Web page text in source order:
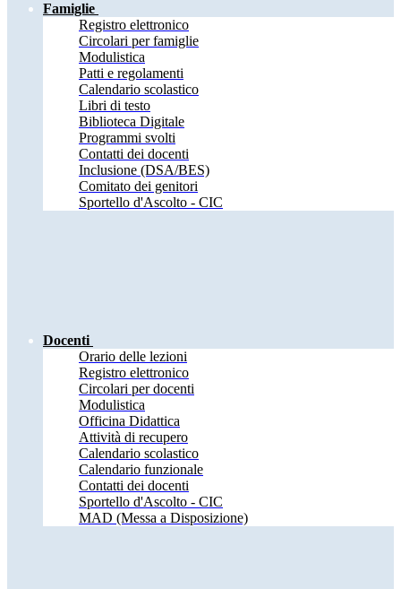
Famiglie
Registro elettronico
Circolari per famiglie
Modulistica
Patti e regolamenti
Calendario scolastico
Libri di testo
Biblioteca Digitale
Programmi svolti
Contatti dei docenti
Inclusione (DSA/BES)
Comitato dei genitori
Sportello d'Ascolto - CIC
Docenti
Orario delle lezioni
Registro elettronico
Circolari per docenti
Modulistica
Officina Didattica
Attività di recupero
Calendario scolastico
Calendario funzionale
Contatti dei docenti
Sportello d'Ascolto - CIC
MAD (Messa a Disposizione)